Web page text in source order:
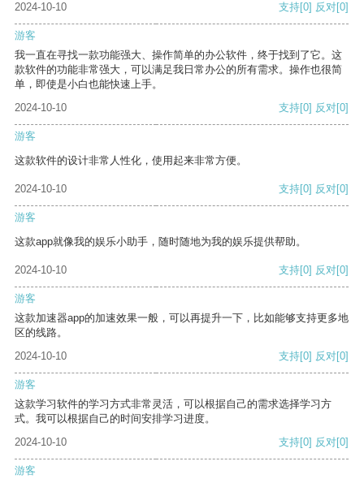
2024-10-10 支持[0] 反对[0]
游客
我一直在寻找一款功能强大、操作简单的办公软件，终于找到了它。这
款软件的功能非常强大，可以满足我日常办公的所有需求。操作也很简
单，即使是小白也能快速上手。
2024-10-10
支持[0] 反对[0]
游客
这款软件的设计非常人性化，使用起来非常方便。
2024-10-10 支持[0] 反对[0]
游客
这款app就像我的娱乐小助手，随时随地为我的娱乐提供帮助。
2024-10-10 支持[0] 反对[0]
游客
这款加速器app的加速效果一般，可以再提升一下，比如能够支持更多地
区的线路。
2024-10-10
支持[0] 反对[0]
游客
这款学习软件的学习方式非常灵活，可以根据自己的需求选择学习方
式。我可以根据自己的时间安排学习进度。
2024-10-10
支持[0] 反对[0]
游客